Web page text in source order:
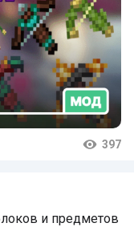
397
и предметов